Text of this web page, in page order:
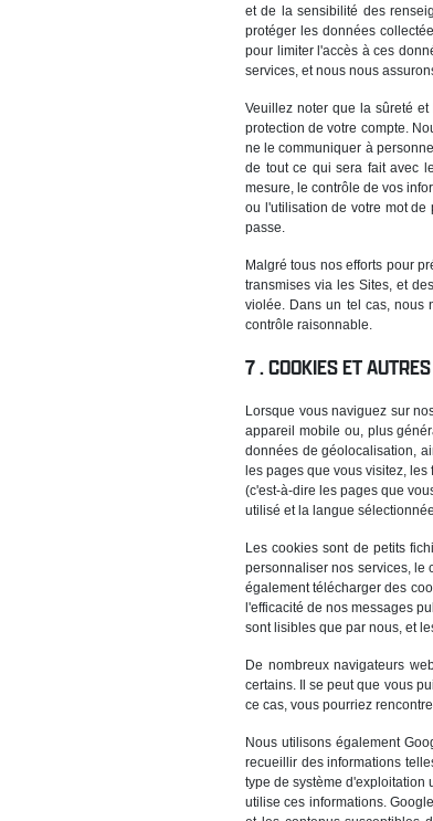
et de la sensibilité des
protéger les données
pour limiter l'accès à ces
services, et nous nous
Veuillez noter que la sûreté
protection de votre compte.
ne le communiquer à
de tout ce qui sera fait avec
mesure, le contrôle de vos
ou l'utilisation de votre mot de
passe.
Malgré tous nos efforts pour
transmises via les Sites, et
violée. Dans un tel cas, nous
contrôle raisonnable.
COOKIES ET
Lorsque vous naviguez sur
appareil mobile ou, plus
données de géolocalisation,
les pages que vous visitez,
(c'est-à-dire les pages que
utilisé et la langue
Les cookies sont de petits
personnaliser nos services, le
également télécharger des
l'efficacité de nos messages
sont lisibles que par nous, et
De nombreux navigateurs
certains. Il se peut que vous
ce cas, vous pourriez
Nous utilisons également
recueillir des informations
type de système d'exploitation
utilise ces informations.